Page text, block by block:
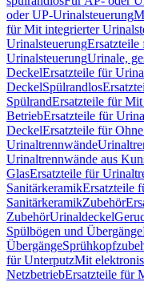
oder UP-Urinalsteuerung
für Mit integrierter
UrinalsteuerungErsatzteile
UrinalsteuerungUrinale,
DeckelErsatzteile für
DeckelSpülrandlos
SpülrandErsatzteile für
BetriebErsatzteile für
DeckelErsatzteile für
Urinaltrennwände
Urinaltrennwände aus
GlasErsatzteile für
SanitärkeramikErsatzteile
SanitärkeramikZubehör
ZubehörUrinaldeckel
Spülbögen und Übergänge
Übergänge
für UnterputzMit
NetzbetriebErsatzteile für